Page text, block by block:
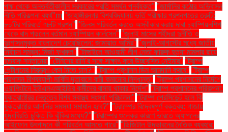
পক্ষ থেকে অন্তর্বর্তীকালীন সরকারের প্রতি সমর্থন পুনর্ব্যক্ত" "জার্মানির কঠোর অভিবাসন
নীতি পরিকল্পনা ব্যর্থ"m "জাহাঙ্গীরনগর বিশ্ববিদ্যালয় ভর্তি পরীক্ষার প্রশ্নপত্রে ত্রুটি:
৮০টির পরিবর্তে ৭৮টি প্রশ্ন" "জিনস পরিবর্তন করতে অস্বীকার করায় দাবা চ্যাম্পিয়নশিপ
থেকে বাদ পড়লেন বর্তমান চ্যাম্পিয়ন কার্লসেন" "জুলাই মাসের শহীদরা দুর্নীতি ও
দুঃশাসনমুক্ত বাংলাদেশ চেয়েছিলেন: জামায়াত আমির" "জুলাই-আগস্টের মধ্যে জাতীয়
নির্বাচন সম্ভব: মির্জা ফখরুল" "টাঙ্গাইলে আওয়ামী লীগ নেতা ফারুক হত্যা মামলার রায়ে
হতবাক সন্তানেরা "টেনিসের রানি’র সঙ্গে সাক্ষাৎ করে উচ্ছ্বসিত নেইমার" "ট্রাম্প
পেন্টাগনের নিয়ন্ত্রণ কেন নিতে চান?" "ট্রাম্প প্রশাসন ডিম আমদানি করবে" "ট্রাম্প
প্রশাসন বিশ্বব্যাপী মার্কিন দূতাবাসে কর্মী কমানোর সিদ্ধান্ত" "ট্রাম্প প্রশাসনের নির্দেশে
ওয়াশিংটনে ইউএসএআইডির কর্মীদের বাসায় থাকার নির্দেশ" "ট্রাম্প প্রশাসনের পরিকল্পনা:
যুক্তরাষ্ট্রের নেতৃত্বে বিশ্ব স্বাস্থ্য সংস্থা পরিচালনা" "ট্রাম্প প্রেসিডেন্ট হলে কি
যুক্তরাষ্ট্রে আদানির সমস্যা সমাধান হবে?" "ট্রাম্পের বিদ্বেষপূর্ণ বক্তব্য: গাজায়
যুদ্ধবিরতি চুক্তি কি ঝুঁকির মধ্যে?" "ট্রাম্পের শুল্কের কারণে ভারতে অ্যাপলের
আইফোন উৎপাদনে কী পরিবর্তন আসতে পারে" "ডিজিটাল উদ্ভাবনের নৈতিক ব্যবহার: